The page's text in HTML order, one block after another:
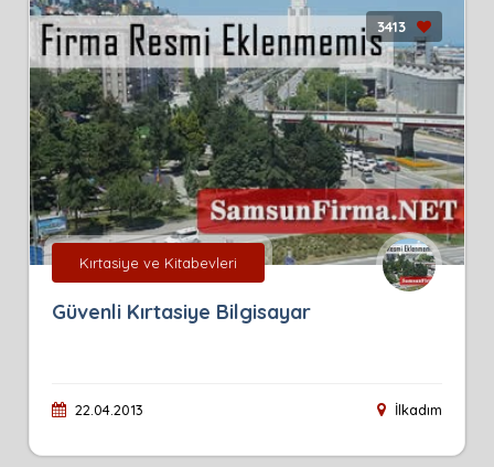
3413
Kırtasiye ve Kitabevleri
Güvenli Kırtasiye Bilgisayar
22.04.2013 İlkadım